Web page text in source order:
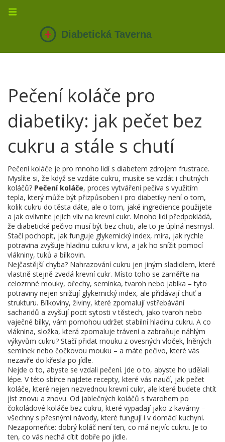
Pečení koláče pro
diabetiky: jak pečet bez
cukru a stále s chutí
Pečení koláče je pro mnoho lidí s diabetem zdrojem frustrace.
Myslíte si, že když se vzdáte cukru, musíte se vzdát i chutných
koláčů? Pečení koláče, proces vytváření pečiva s využitím
tepla, který může být přizpůsoben i pro diabetiky není o tom,
kolik cukru do těsta dáte, ale o tom, jaké ingredience použijete
a jak ovlivníte jejich vliv na krevní cukr. Mnoho lidí předpokládá,
že diabetické pečivo musí být bez chuti, ale to je úplná nesmysl.
Stačí pochopit, jak funguje glykemický index, míra, jak rychle
potravina zvyšuje hladinu cukru v krvi, a jak ho snížit pomocí
vlákniny, tuků a bílkovin.
Nejčastější chyba? Nahrazování cukru jen jiným sladidlem, které
vlastně stejně zvedá krevní cukr. Místo toho se zaměřte na
celozrnné mouky, ořechy, semínka, tvaroh nebo jablka – tyto
potraviny nejen snižují glykemický index, ale přidávají chuť a
strukturu. Bílkoviny, živiny, které zpomalují vstřebávání
sacharidů a zvyšují pocit sytosti v těstech, jako tvaroh nebo
vaječné bílky, vám pomohou udržet stabilní hladinu cukru. A co
vláknina, složka, která zpomaluje trávení a zabraňuje náhlým
výkyvům cukru? Stačí přidat mouku z ovesných vloček, lněných
semínek nebo čočkovou mouku – a máte pečivo, které vás
nezavře do křesla po jídle.
Nejde o to, abyste se vzdali pečení. Jde o to, abyste ho udělali
lépe. V této sbírce najdete recepty, které vás naučí, jak pečet
koláče, které nejen nezvednou krevní cukr, ale které budete chtít
jíst znovu a znovu. Od jablečných koláčů s tvarohem po
čokoládové koláče bez cukru, které vypadají jako z kavárny –
všechny s přesnými návody, které fungují i v domácí kuchyni.
Nezapomeňte: dobrý koláč není ten, co má nejvíc cukru. Je to
ten, co vás nechá cítit dobře po jídle.